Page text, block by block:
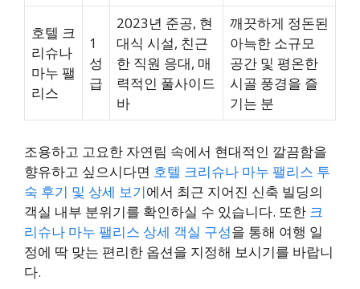
호텔 크
리슈나
마누 팰
리스
1
성
급
2023년 준공, 현
대식 시설, 친근
한 직원 응대, 매
력적인 풀사이드
바
깨끗하게 정돈된
아늑한 소규모
공간 및 평온한
시골 풍경을 즐
기는 분
조용하고 고요한 자연림 속에서 현대적인 깔끔함을
향유하고 싶으시다면 호텔 크리슈나 마누 팰리스 투
숙 후기 및 상세 보기에서 최근 지어진 신축 빌딩의
객실 내부 분위기를 확인하실 수 있습니다. 또한 크
리슈나 마누 팰리스 상세 객실 구성을 통해 여행 일
정에 딱 맞는 편리한 옵션을 지정해 보시기를 바랍니
다.